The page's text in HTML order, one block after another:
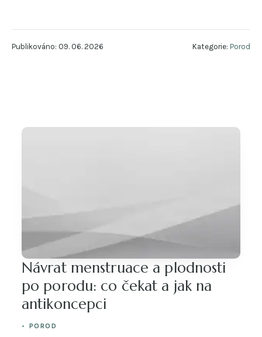
Publikováno: 09. 06. 2026 Kategorie: Porod
Návrat menstruace a plodnosti
po porodu: co čekat a jak na
antikoncepci
POROD